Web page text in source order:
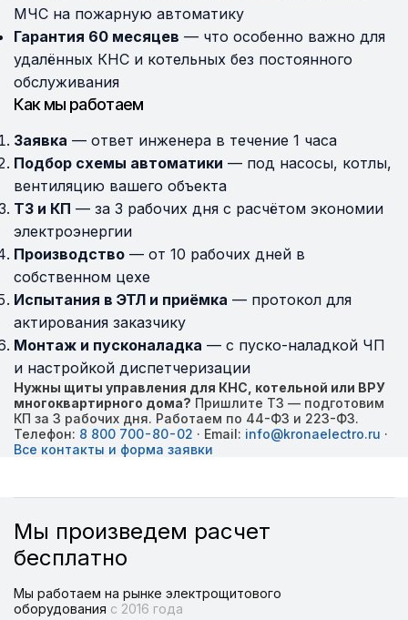
МЧС на пожарную автоматику
Гарантия 60 месяцев — что особенно важно для
удалённых КНС и котельных без постоянного
обслуживания
Как мы работаем
Заявка — ответ инженера в течение 1 часа
Подбор схемы автоматики — под насосы, котлы,
вентиляцию вашего объекта
ТЗ и КП — за 3 рабочих дня с расчётом экономии
электроэнергии
Производство — от 10 рабочих дней в
собственном цехе
Испытания в ЭТЛ и приёмка — протокол для
актирования заказчику
Монтаж и пусконаладка — с пуско-наладкой ЧП
и настройкой диспетчеризации
Нужны щиты управления для КНС, котельной или ВРУ
многоквартирного дома? Пришлите ТЗ — подготовим
КП за 3 рабочих дня. Работаем по 44-ФЗ и 223-ФЗ.
Телефон: 8 800 700-80-02 · Email: info@kronaelectro.ru ·
Все контакты и форма заявки
Мы произведем расчет
бесплатно
Мы работаем на рынке электрощитового
оборудования с 2016 года